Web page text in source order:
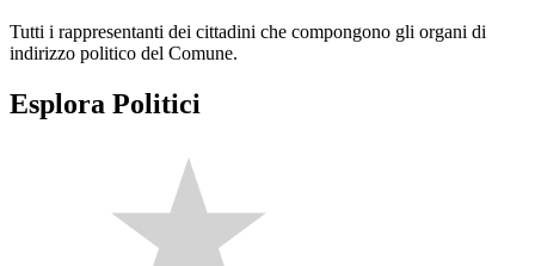
Tutti i rappresentanti dei cittadini che compongono gli organi di
indirizzo politico del Comune.
Esplora Politici